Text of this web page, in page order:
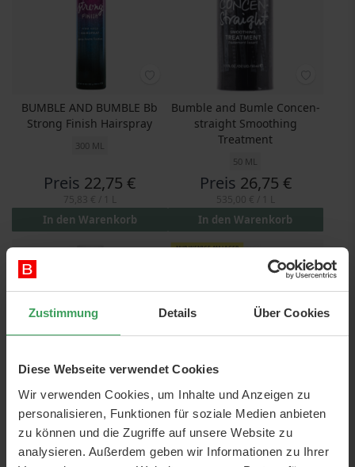
Zustimmung Details Über Cookies
Diese Webseite verwendet Cookies
Wir verwenden Cookies, um Inhalte und Anzeigen zu
personalisieren, Funktionen für soziale Medien anbieten
zu können und die Zugriffe auf unsere Website zu
analysieren. Außerdem geben wir Informationen zu Ihrer
BUMBLE AND BUMBLE Bb
Strong Finish Hairspray
300 ML
Preis 22,75 €
In den Warenkorb
Bumble and Bumle Concen-
straight Smoothing
Treatment
50 ML
Preis 26,75 €
In den Warenkorb
Bumble And Bumble
Mending Shampoo (O)
250 ML
NUR WENIGE AM LAGER
BUMBLE AND BUMBLE Let It
250 ML